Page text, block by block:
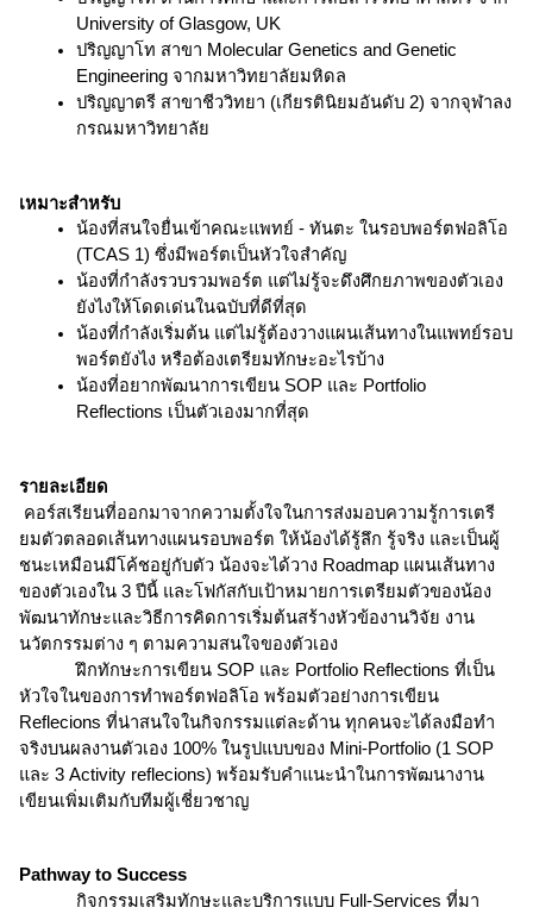
University of Glasgow, UK
ปริญญาโท สาขา Molecular Genetics and Genetic
Engineering จากมหาวิทยาลัยมหิดล
ปริญญาตรี สาขาชีววิทยา (เกียรตินิยมอันดับ 2) จากจุฬาลง
กรณมหาวิทยาลัย
เหมาะสำหรับ
น้องที่สนใจยื่นเข้าคณะแพทย์ - ทันตะ ในรอบพอร์ตฟอลิโอ
(TCAS 1) ซึ่งมีพอร์ตเป็นหัวใจสำคัญ
น้องที่กำลังรวบรวมพอร์ต แต่ไม่รู้จะดึงศึกยภาพของตัวเอง
ยังไงให้โดดเด่นในฉบับที่ดีที่สุด
น้องที่กำลังเริ่มต้น แต่ไม่รู้ต้องวางแผนเส้นทางในแพทย์รอบ
พอร์ตยังไง หรือต้องเตรียมทักษะอะไรบ้าง
น้องที่อยากพัฒนาการเขียน SOP และ Portfolio
Reflections เป็นตัวเองมากที่สุด
รายละเอียด
คอร์สเรียนที่ออกมาจากความตั้งใจในการส่งมอบความรู้การเตรี
ยมตัวตลอดเส้นทางแผนรอบพอร์ต ให้น้องได้รู้ลึก รู้จริง และเป็นผู้
ชนะเหมือนมีโค้ชอยู่กับตัว น้องจะได้วาง Roadmap แผนเส้นทาง
ของตัวเองใน 3 ปีนี้ และโฟกัสกับเป้าหมายการเตรียมตัวของน้อง
พัฒนาทักษะและวิธีการคิดการเริ่มต้นสร้างหัวข้องานวิจัย งาน
นวัตกรรมต่าง ๆ ตามความสนใจของตัวเอง
ฝึกทักษะการเขียน SOP และ Portfolio Reflections ที่เป็น
หัวใจในของการทำพอร์ตฟอลิโอ พร้อมตัวอย่างการเขียน
Reflecions ที่น่าสนใจในกิจกรรมแต่ละด้าน ทุกคนจะได้ลงมือทำ
จริงบนผลงานตัวเอง 100% ในรูปแบบของ Mini-Portfolio (1 SOP
และ 3 Activity reflecions) พร้อมรับคำแนะนำในการพัฒนางาน
เขียนเพิ่มเติมกับทีมผู้เชี่ยวชาญ
Pathway to Success
กิจกรรมเสริมทักษะและบริการแบบ Full-Services ที่มา